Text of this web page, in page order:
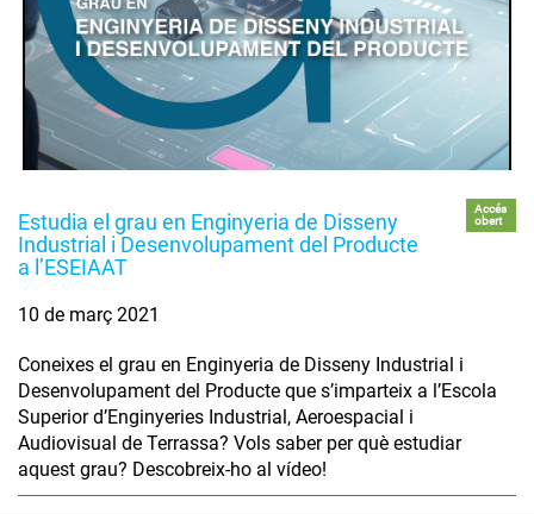
Estudia el grau en Enginyeria de Disseny
Industrial i Desenvolupament del Producte
a l’ESEIAAT
Accés
obert
10 de març 2021
Coneixes el grau en Enginyeria de Disseny Industrial i
Desenvolupament del Producte que s’imparteix a l’Escola
Superior d’Enginyeries Industrial, Aeroespacial i
Audiovisual de Terrassa? Vols saber per què estudiar
aquest grau? Descobreix-ho al vídeo!